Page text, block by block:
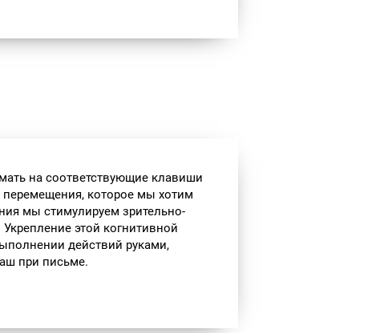
на соответствующие клавиши
перемещения, которое мы хотим
мы стимулируем зрительно-
этой когнитивной
действий руками,
при письме.